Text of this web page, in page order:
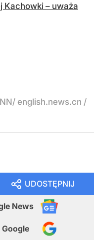
Kachowki – uważa
english.news.cn /
UDOSTĘPNIJ
News
Google